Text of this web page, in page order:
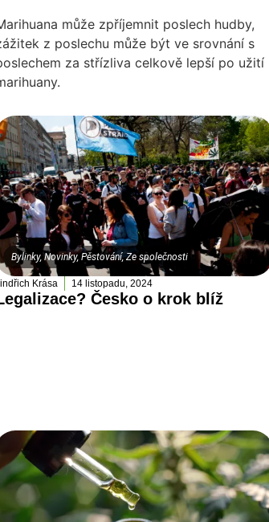
může zpříjemnit poslech hudby,
z poslechu může být ve srovnání s
za střízliva celkově lepší po užití
Bylinky, Novinky, Pěstování,Ze společnosti
Krása 14 listopadu, 2024
Česko o krok blíž